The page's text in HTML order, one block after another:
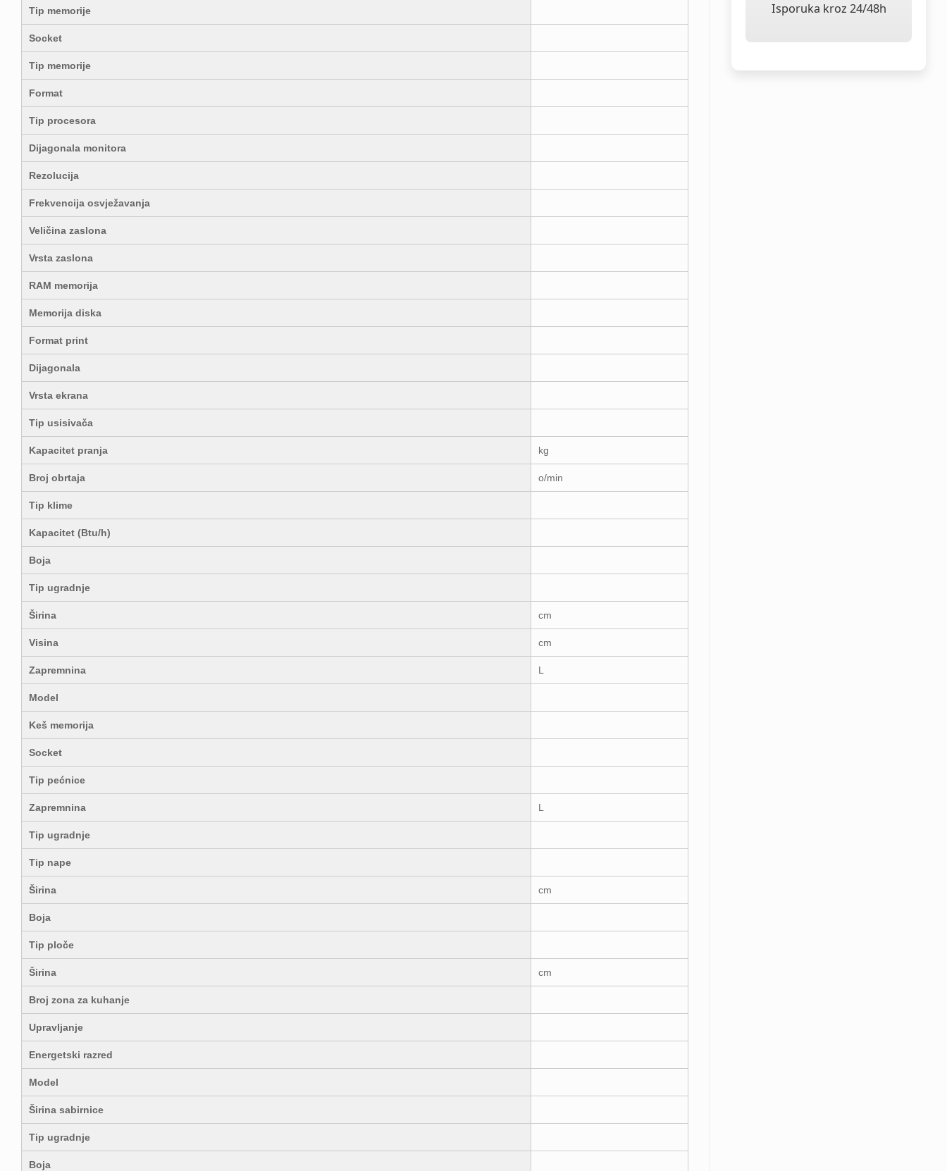
Isporuka kroz 24/48h
Tip memorije
Socket
Tip memorije
Format
Tip procesora
Dijagonala monitora
Rezolucija
Frekvencija osvježavanja
Veličina zaslona
Vrsta zaslona
RAM memorija
Memorija diska
Format print
Dijagonala
Vrsta ekrana
Tip usisivača
Kapacitet pranja kg
Broj obrtaja o/min
Tip klime
Kapacitet (Btu/h)
Boja
Tip ugradnje
Širina cm
Visina cm
Zapremnina L
Model
Keš memorija
Socket
Tip pećnice
Zapremnina L
Tip ugradnje
Tip nape
Širina cm
Boja
Tip ploče
Širina cm
Broj zona za kuhanje
Upravljanje
Energetski razred
Model
Širina sabirnice
Tip ugradnje
Boja